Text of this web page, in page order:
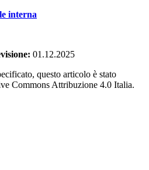
interna
01.12.2025
questo articolo è stato
Commons Attribuzione 4.0 Italia.